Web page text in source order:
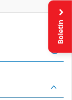
Boletín